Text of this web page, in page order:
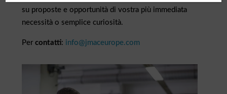
su proposte e opportunità di vostra più immediata
necessità o semplice curiosità.
Percontatti: info@jmaceurope.com